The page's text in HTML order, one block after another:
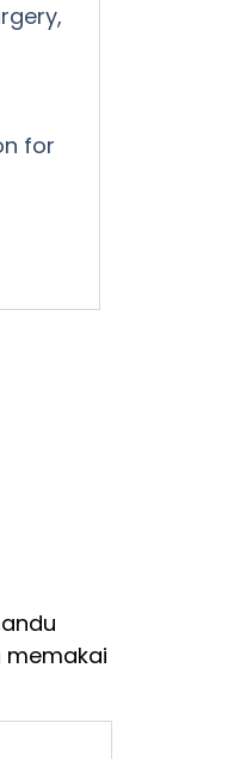
for